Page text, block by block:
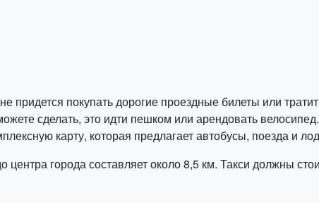
придется покупать дорогие проездные билеты или
сделать, это идти пешком или арендовать
карту, которая предлагает автобусы, поезда и
города составляет около 8,5 км. Такси должны